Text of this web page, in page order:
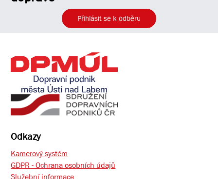
Přihlásit se k odběru
Odkazy
Kamerový systém
GDPR - Ochrana osobních údajů
Služební informace